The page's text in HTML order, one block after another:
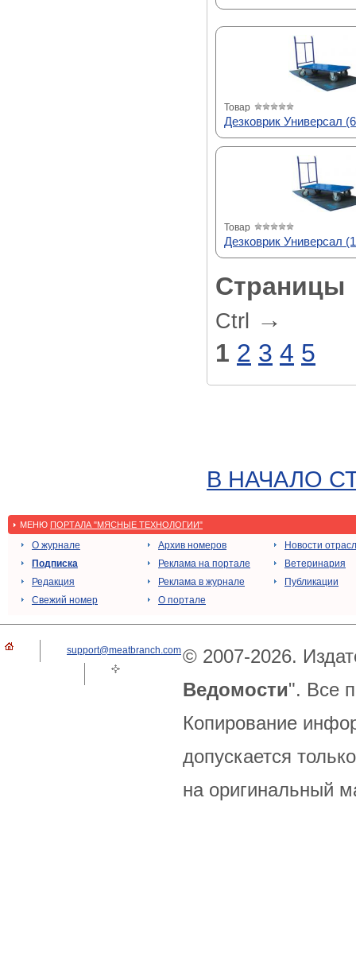
Товар
Дезковрик Универсал
Товар
Дезковрик Универсал
Страницы
Ctrl
→
1 2 3 4 5
В НАЧАЛО
МЕНЮ ПОРТАЛА "МЯСНЫЕ ТЕХНОЛОГИИ"
О журнале
Подписка
Редакция
Свежий номер
Архив номеров
Реклама на портале
Реклама в журнале
О портале
Новости
Ветеринария
Публикации
support@meatbranch.com© 2007-2026.
Ведомости". Все
Копирование
допускается
на оригинальный